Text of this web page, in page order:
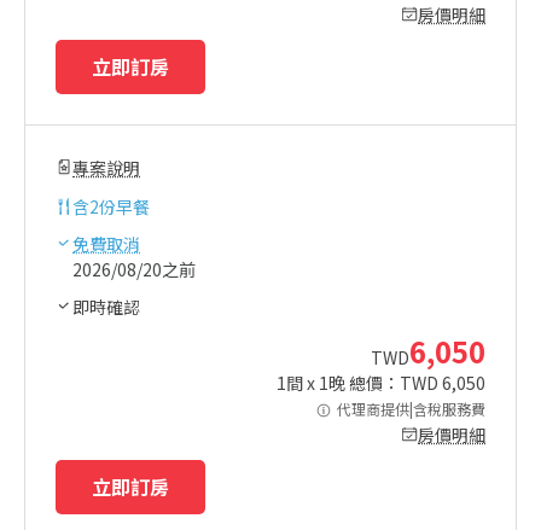
房價明細
立即訂房
專案說明
含2份早餐
免費取消
2026/08/20之前
即時確認
TWD6,050
1間 x 1晚 總價：TWD 6,050
代理商提供|含稅服務費
房價明細
立即訂房